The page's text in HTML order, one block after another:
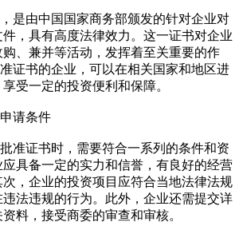
是由中国国家商务部颁发的针对企业对
，具有高度法律效力。这一证书对企业
、兼并等活动，发挥着至关重要的作
证书的企业，可以在相关国家和地区进
受一定的投资便利和保障。
请条件
准证书时，需要符合一系列的条件和资
具备一定的实力和信誉，有良好的经营
，企业的投资项目应符合当地法律法规
法违规的行为。此外，企业还需提交详
料，接受商委的审查和审核。